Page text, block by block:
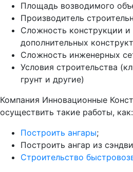
Площадь возводимого
Производитель
Сложность конструкции и
дополнительных
Сложность инженерных
Условия строительства
грунт и другие)
Компания Инновационные
осуществить такие работы, как:
Построить ангары;
Построить ангар из
Строительство